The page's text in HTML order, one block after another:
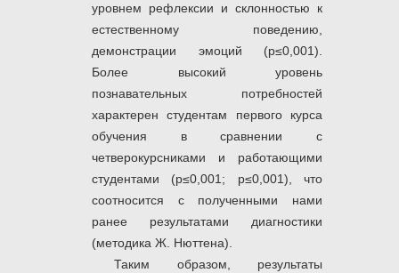
уровнем рефлексии и склонностью к
естественному поведению,
демонстрации эмоций (р≤0,001).
Более высокий уровень
познавательных потребностей
характерен студентам первого курса
обучения в сравнении с
четверокурсниками и работающими
студентами (р≤0,001; р≤0,001), что
соотносится с полученными нами
ранее результатами диагностики
(методика Ж. Нюттена).
Таким образом, результаты